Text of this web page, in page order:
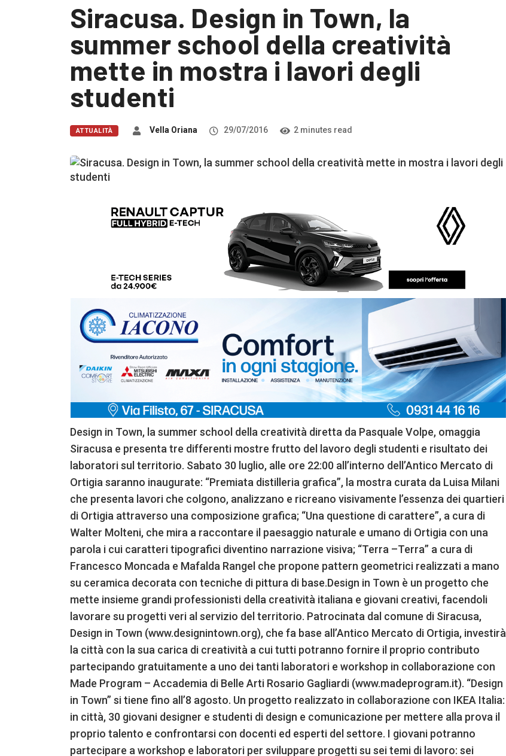
Siracusa. Design in Town, la
summer school della creatività
mette in mostra i lavori degli
studenti
ATTUALITÀ Vella Oriana 29/07/2016 2 minutes read
Design in Town, la summer school della creatività diretta da Pasquale Volpe, omaggia
Siracusa e presenta tre differenti mostre frutto del lavoro degli studenti e risultato dei
laboratori sul territorio. Sabato 30 luglio, alle ore 22:00 all’interno dell’Antico Mercato di
Ortigia saranno inaugurate: “Premiata distilleria grafica”, la mostra curata da Luisa Milani
che presenta lavori che colgono, analizzano e ricreano visivamente l’essenza dei quartieri
di Ortigia attraverso una composizione grafica; “Una questione di carattere”, a cura di
Walter Molteni, che mira a raccontare il paesaggio naturale e umano di Ortigia con una
parola i cui caratteri tipografici diventino narrazione visiva; “Terra –Terra” a cura di
Francesco Moncada e Mafalda Rangel che propone pattern geometrici realizzati a mano
su ceramica decorata con tecniche di pittura di base.Design in Town è un progetto che
mette insieme grandi professionisti della creatività italiana e giovani creativi, facendoli
lavorare su progetti veri al servizio del territorio. Patrocinata dal comune di Siracusa,
Design in Town (www.designintown.org), che fa base all’Antico Mercato di Ortigia, investirà
la città con la sua carica di creatività a cui tutti potranno fornire il proprio contributo
partecipando gratuitamente a uno dei tanti laboratori e workshop in collaborazione con
Made Program – Accademia di Belle Arti Rosario Gagliardi (www.madeprogram.it). “Design
in Town” si tiene fino all’8 agosto. Un progetto realizzato in collaborazione con IKEA Italia:
in città, 30 giovani designer e studenti di design e comunicazione per mettere alla prova il
proprio talento e confrontarsi con docenti ed esperti del settore. I giovani potranno
partecipare a workshop e laboratori per sviluppare progetti su sei temi di lavoro: sei